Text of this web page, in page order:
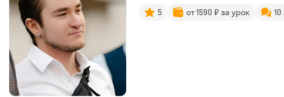
5 от 1590 ₽ за урок